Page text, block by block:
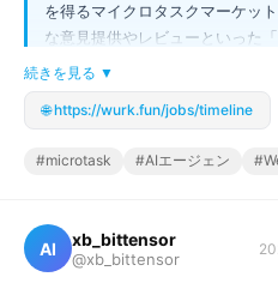
を得るマイクロタスクマーケッ
な意見提供やレビューといった
参画でき、その対価としてSOL
技術的にはx402、MPP、MCPな
エージェントと人間が接続可能
ーシャルメディアの成長支援や
続きを見る ▼
🌐 https://wurk.fun/jobs/timeline
#microtask #AIエージェン
AI xb_bittensor
@xb_bittensor